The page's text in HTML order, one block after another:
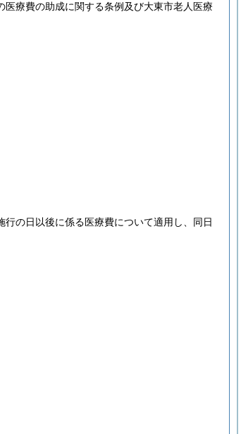
療費の助成に関する条例及び大東市老人医療
の日以後に係る医療費について適用し、同日